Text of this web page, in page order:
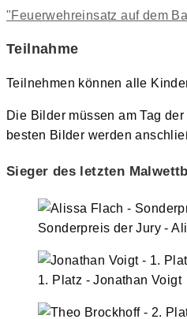
"Feuerwehreinsatz auf dem
Teilnahme
Teilnehmen können alle
Die Bilder müssen am Tag
besten Bilder werden
Sieger des letzten
Sonderpreis der Jury -
1. Platz - Jonathan Voigt